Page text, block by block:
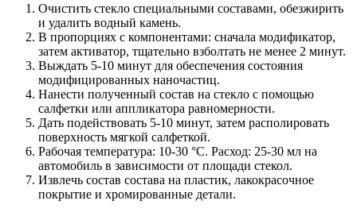
Очистить стекло специальными составами, обезжирить
и удалить водный камень.
В пропорциях с компонентами: сначала модификатор,
затем активатор, тщательно взболтать не менее 2 минут.
Выждать 5-10 минут для обеспечения состояния
модифицированных наночастиц.
Нанести полученный состав на стекло с помощью
салфетки или аппликатора равномерности.
Дать подействовать 5-10 минут, затем располировать
поверхность мягкой салфеткой.
Рабочая температура: 10-30 °С. Расход: 25-30 мл на
автомобиль в зависимости от площади стекол.
Извлечь состав состава на пластик, лакокрасочное
покрытие и хромированные детали.